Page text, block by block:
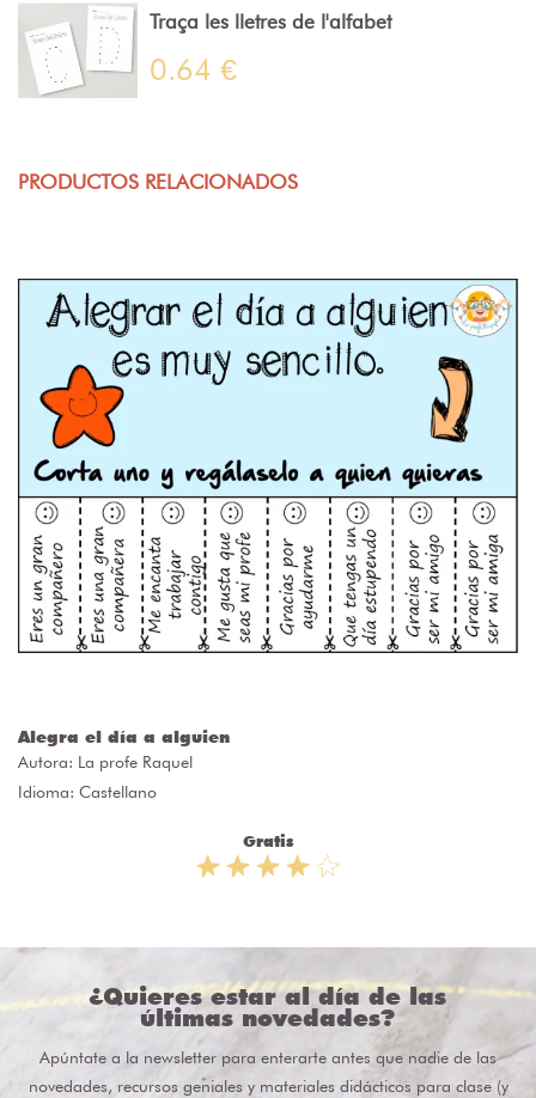
Traça les lletres de l'alfabet
0.64 €
PRODUCTOS RELACIONADOS
Alegra el día a alguien
Autora: La profe Raquel
Idioma: Castellano
Gratis
¿Quieres estar al día de las
últimas novedades?
Apúntate a la newsletter para enterarte antes que nadie de las
novedades, recursos geniales y materiales didácticos para clase (y